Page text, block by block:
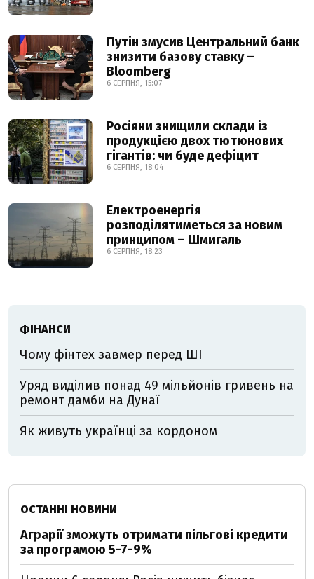
Путін змусив Центральний банк
знизити базову ставку –
Bloomberg
6 СЕРПНЯ, 15:07
Росіяни знищили склади із
продукцією двох тютюнових
гігантів: чи буде дефіцит
6 СЕРПНЯ, 18:04
Електроенергія
розподілятиметься за новим
принципом – Шмигаль
6 СЕРПНЯ, 18:23
ФІНАНСИ
Чому фінтех завмер перед ШІ
Уряд виділив понад 49 мільйонів гривень на
ремонт дамби на Дунаї
Як живуть українці за кордоном
ОСТАННІ НОВИНИ
Аграрії зможуть отримати пільгові кредити
за програмою 5-7-9%